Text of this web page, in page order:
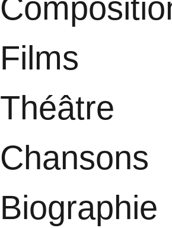
Films
Théâtre
Chansons
Biographie